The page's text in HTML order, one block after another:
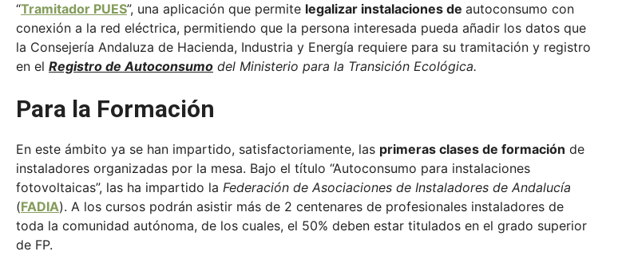
“Tramitador PUES”, una aplicación que permite legalizar instalaciones de autoconsumo con
conexión a la red eléctrica, permitiendo que la persona interesada pueda añadir los datos que
la Consejería Andaluza de Hacienda, Industria y Energía requiere para su tramitación y registro
en el Registro de Autoconsumo del Ministerio para la Transición Ecológica.
Para la Formación
En este ámbito ya se han impartido, satisfactoriamente, las primeras clases de formación de
instaladores organizadas por la mesa. Bajo el título “Autoconsumo para instalaciones
fotovoltaicas”, las ha impartido la Federación de Asociaciones de Instaladores de Andalucía
(FADIA). A los cursos podrán asistir más de 2 centenares de profesionales instaladores de
toda la comunidad autónoma, de los cuales, el 50% deben estar titulados en el grado superior
de FP.